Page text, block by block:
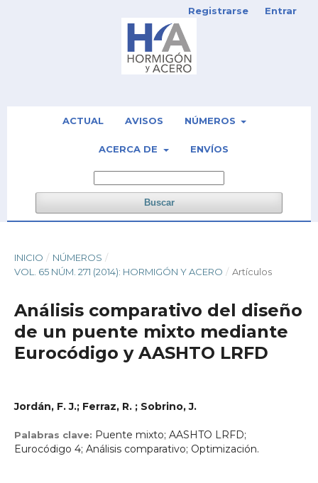
ACTUAL AVISOS NÚMEROS
ACERCA DE ENVÍOS
Buscar
Registrarse Entrar
INICIO / NÚMEROS /
VOL. 65 NÚM. 271 (2014): HORMIGÓN Y ACERO / Artículos
Análisis comparativo del diseño
de un puente mixto mediante
Eurocódigo y AASHTO LRFD
Jordán, F. J.; Ferraz, R. ; Sobrino, J.
Palabras clave: Puente mixto; AASHTO LRFD;
Eurocódigo 4; Análisis comparativo; Optimización.